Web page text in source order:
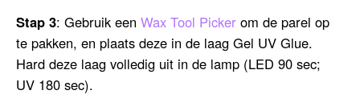
Stap 3: Gebruik een Wax Tool Picker om de parel op
te pakken, en plaats deze in de laag Gel UV Glue.
Hard deze laag volledig uit in de lamp (LED 90 sec;
UV 180 sec).